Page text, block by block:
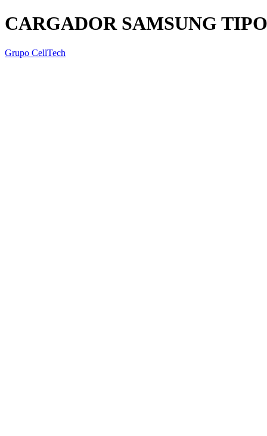
CARGADOR SAMSUNG
Grupo CellTech